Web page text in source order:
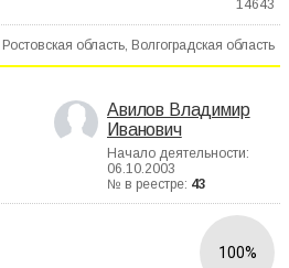
14643
Ростовская область, Волгоградская область
Авилов Владимир
Иванович
Начало деятельности:
06.10.2003
№ в реестре: 43
100%